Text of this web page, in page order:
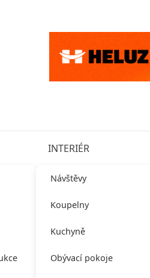
INTERIÉR
Návštěvy
Koupelny
Kuchyně
Obývací pokoje